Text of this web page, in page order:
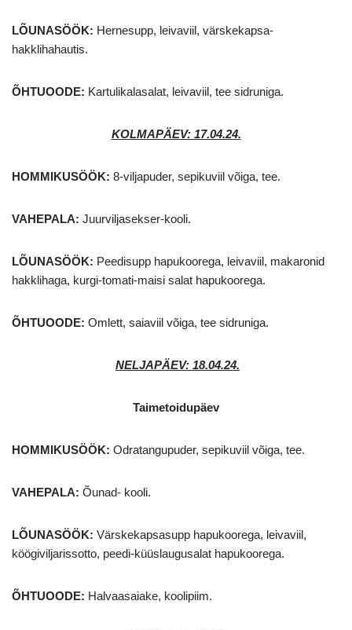
LÕUNASÖÖK: Hernesupp, leivaviil, värskekapsa-
hakklihahautis.
ÕHTUOODE: Kartulikalasalat, leivaviil, tee sidruniga.
KOLMAPÄEV: 17.04.24.
HOMMIKUSÖÖK: 8-viljapuder, sepikuviil võiga, tee.
VAHEPALA: Juurviljasekser-kooli.
LÕUNASÖÖK: Peedisupp hapukoorega, leivaviil, makaronid
hakklihaga, kurgi-tomati-maisi salat hapukoorega.
ÕHTUOODE: Omlett, saiaviil võiga, tee sidruniga.
NELJAPÄEV: 18.04.24.
Taimetoidupäev
HOMMIKUSÖÖK: Odratangupuder, sepikuviil võiga, tee.
VAHEPALA: Õunad- kooli.
LÕUNASÖÖK: Värskekapsasupp hapukoorega, leivaviil,
köögiviljarissotto, peedi-küüslaugusalat hapukoorega.
ÕHTUOODE: Halvaasaiake, koolipiim.